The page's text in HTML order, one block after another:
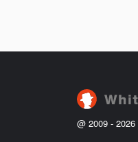
@ 2009 - 2026